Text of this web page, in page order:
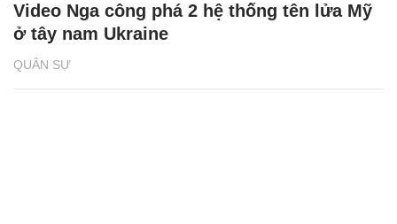
QUÂN SỰ
Video Nga công phá 2 hệ thống tên lửa Mỹ
ở tây nam Ukraine